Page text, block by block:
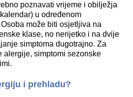
poznavati vrijeme i obilježja
u određenom
može biti osjetljiva na
klase, no nerijetko i na dvije
simptoma dugotrajno. Za
alergije, simptomi sezonske
i prehladu?